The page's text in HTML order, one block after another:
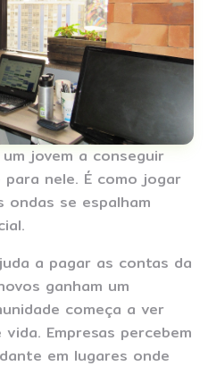
jovem a conseguir
nele. É como jogar
se espalham
a pagar as contas da
ganham um
começa a ver
Empresas percebem
em lugares onde